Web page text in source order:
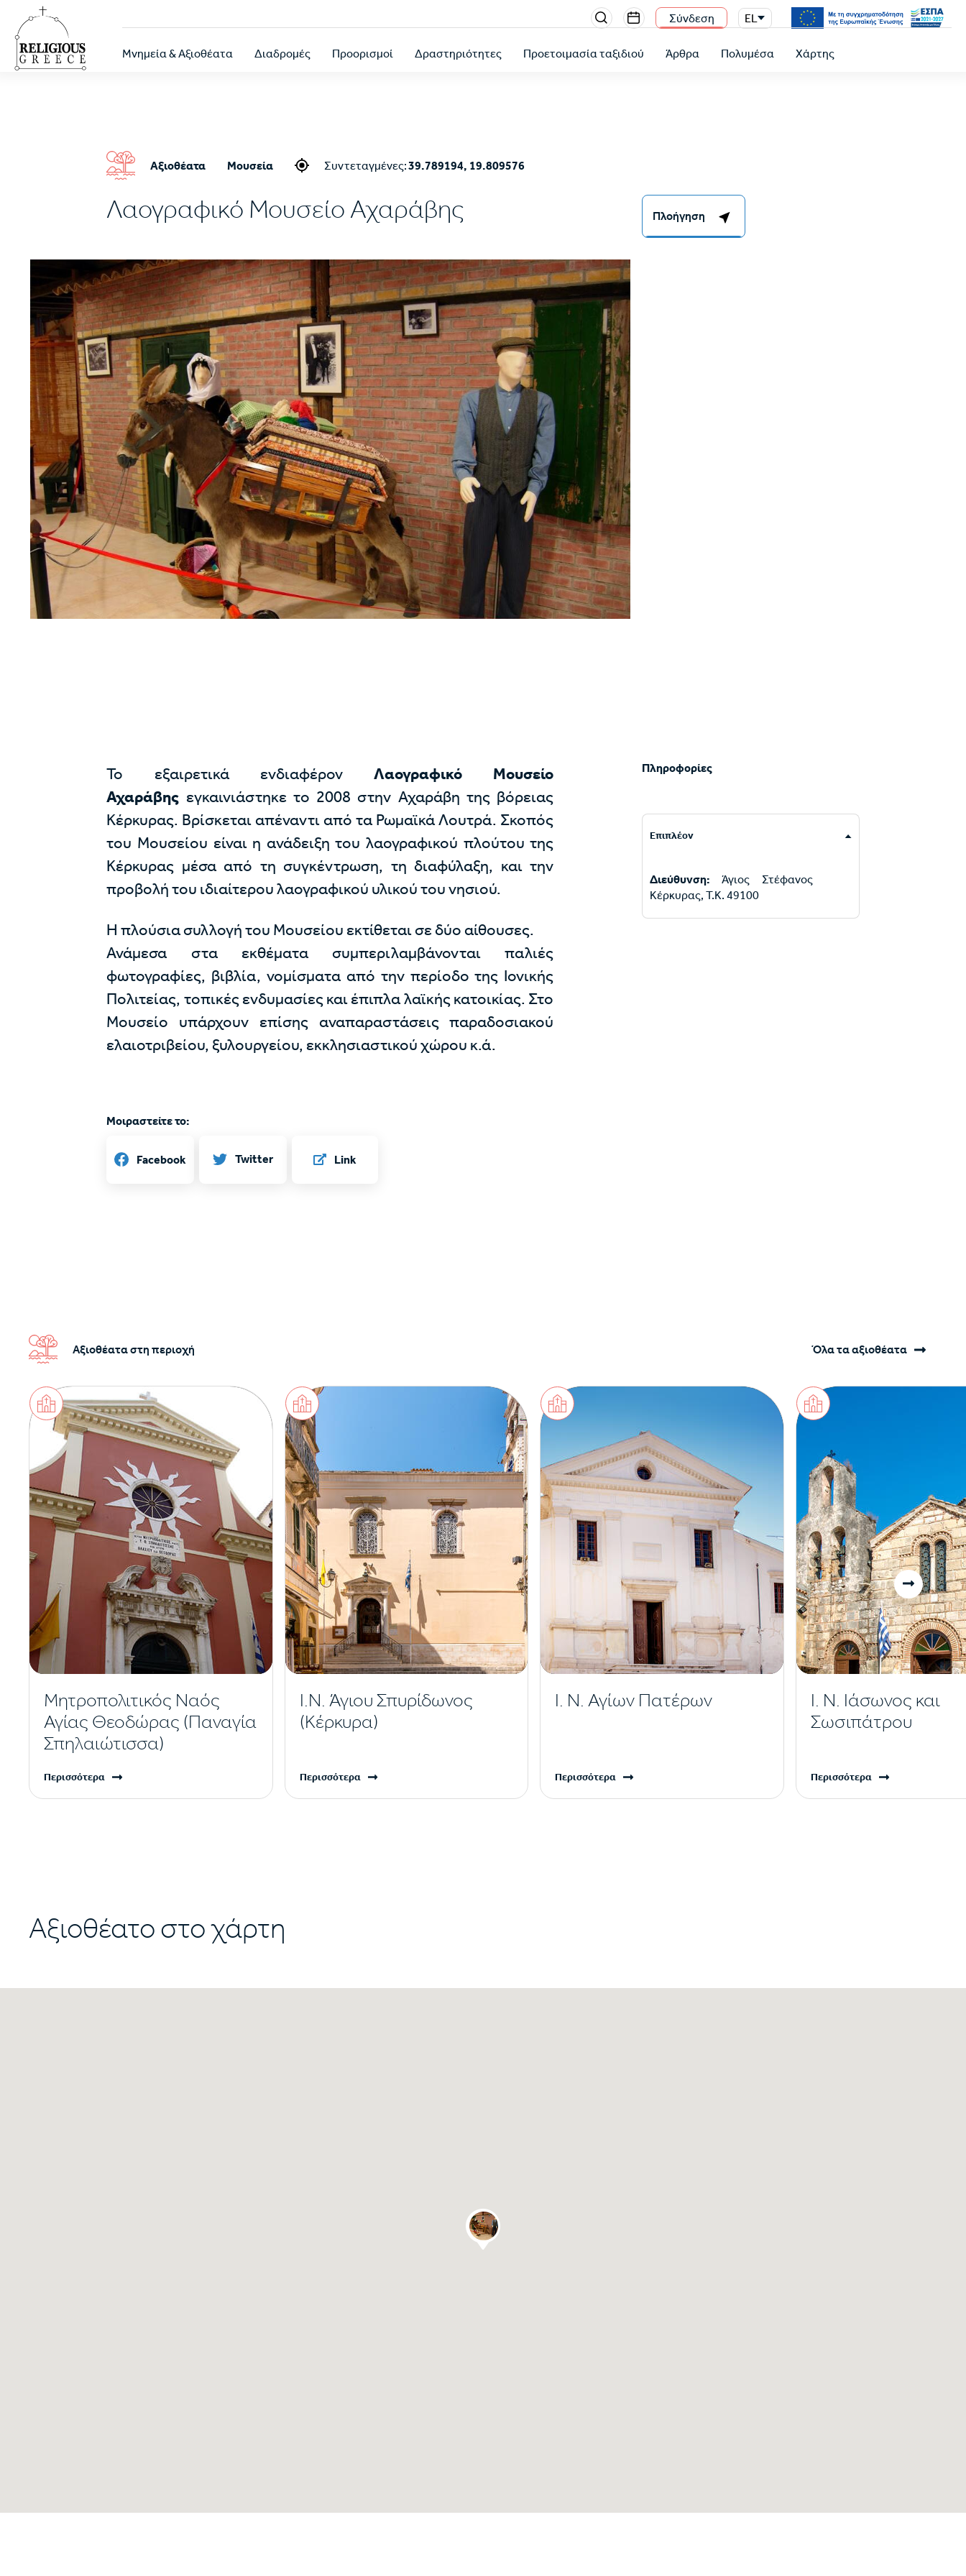
Παράκαμψη
προς
κυρίως
περιεχόμενο
Menu
right
Σύνδεση EL
Κεντρική
πλοήγηση
Μνημεία & Αξιοθέατα Διαδρομές Προορισμοί Δραστηριότητες Προετοιμασία ταξιδιού Άρθρα Πολυμέσα Χάρτης
Αξιοθέατα Μουσεία Συντεταγμένες:39.789194, 19.809576
Λαογραφικό Μουσείο Αχαράβης Πλοήγηση
Το εξαιρετικά ενδιαφέρονΛαογραφικό Μουσείο
Αχαράβης εγκαινιάστηκε το 2008 στην Αχαράβη της βόρειας
Κέρκυρας. Βρίσκεται απέναντι από τα Ρωμαϊκά Λουτρά. Σκοπός
του Μουσείου είναι η ανάδειξη του λαογραφικού πλούτου της
Κέρκυρας μέσα από τη συγκέντρωση, τη διαφύλαξη, και την
προβολή του ιδιαίτερου λαογραφικού υλικού του νησιού.
Η πλούσια συλλογή του Μουσείου εκτίθεται σε δύο αίθουσες.
Ανάμεσα στα εκθέματα συμπεριλαμβάνονται παλιές
φωτογραφίες, βιβλία, νομίσματα από την περίοδο της Ιονικής
Πολιτείας, τοπικές ενδυμασίες και έπιπλα λαϊκής κατοικίας. Στο
Μουσείο υπάρχουν επίσης αναπαραστάσεις παραδοσιακού
ελαιοτριβείου, ξυλουργείου, εκκλησιαστικού χώρου κ.ά.
Πληροφορίες
Επιπλέον
Διεύθυνση:Άγιος Στέφανος
Κέρκυρας, Τ.Κ. 49100
Μοιραστείτε το:
Facebook Twitter Link
Αξιοθέατα στη περιοχή Όλα τα αξιοθέατα
Μητροπολιτικός Ναός
Αγίας Θεοδώρας (Παναγία
Σπηλαιώτισσα)
Περισσότερα
Ι.Ν. Άγιου Σπυρίδωνος
(Κέρκυρα)
Περισσότερα
Ι. Ν. Αγίων Πατέρων
Περισσότερα
Ι. Ν. Ιάσωνος και
Σωσιπάτρου
Περισσότερα
Αξιοθέατο στο χάρτη